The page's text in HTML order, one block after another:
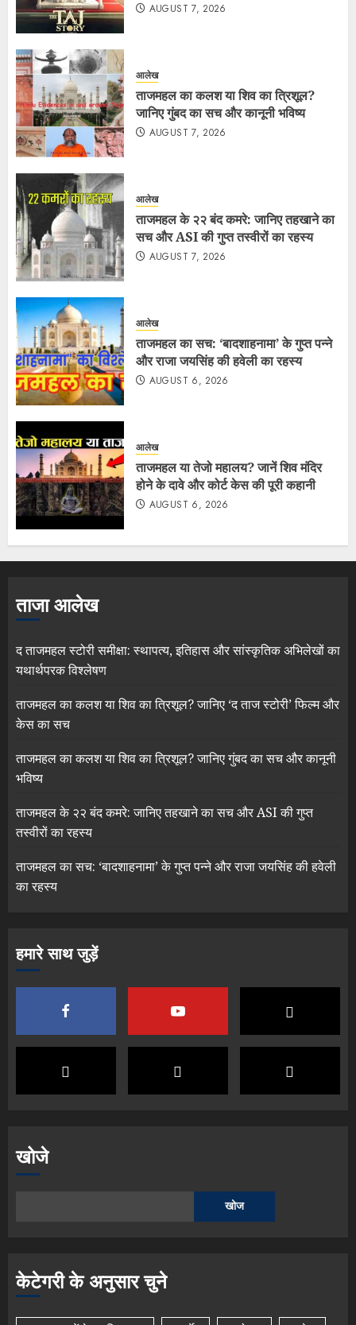
AUGUST 7, 2026
आलेख
ताजमहल का कलश या शिव का त्रिशूल?
जानिए गुंबद का सच और कानूनी भविष्य
AUGUST 7, 2026
आलेख
ताजमहल के २२ बंद कमरे: जानिए तहखाने का
सच और ASI की गुप्त तस्वीरों का रहस्य
AUGUST 7, 2026
आलेख
ताजमहल का सच: ‘बादशाहनामा’ के गुप्त पन्ने
और राजा जयसिंह की हवेली का रहस्य
AUGUST 6, 2026
आलेख
ताजमहल या तेजो महालय? जानें शिव मंदिर
होने के दावे और कोर्ट केस की पूरी कहानी
AUGUST 6, 2026
ताजा आलेख
द ताजमहल स्टोरी समीक्षा: स्थापत्य, इतिहास और सांस्कृतिक अभिलेखों का
यथार्थपरक विश्लेषण
ताजमहल का कलश या शिव का त्रिशूल? जानिए ‘द ताज स्टोरी’ फिल्म और
केस का सच
ताजमहल का कलश या शिव का त्रिशूल? जानिए गुंबद का सच और कानूनी
भविष्य
ताजमहल के २२ बंद कमरे: जानिए तहखाने का सच और ASI की गुप्त
तस्वीरों का रहस्य
ताजमहल का सच: ‘बादशाहनामा’ के गुप्त पन्ने और राजा जयसिंह की हवेली
का रहस्य
हमारे साथ जुड़ें
खोजे
खोज
केटेगरी के अनुसार चुने